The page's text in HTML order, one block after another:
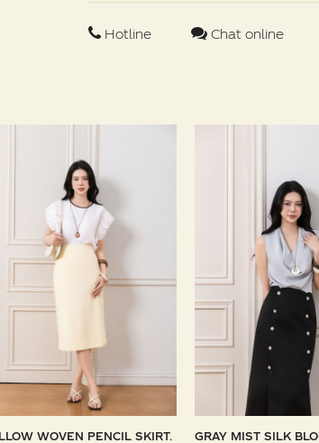
Hotline Chat online
WOVEN PENCIL SKIRT.
GRAY MIST SILK